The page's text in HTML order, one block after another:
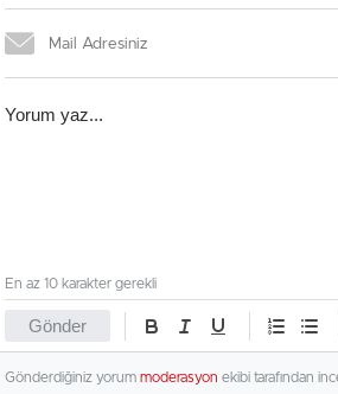
Gönder
En az 10 karakter gerekli
Gönderdiğiniz yorum moderasyon ekibi tarafından